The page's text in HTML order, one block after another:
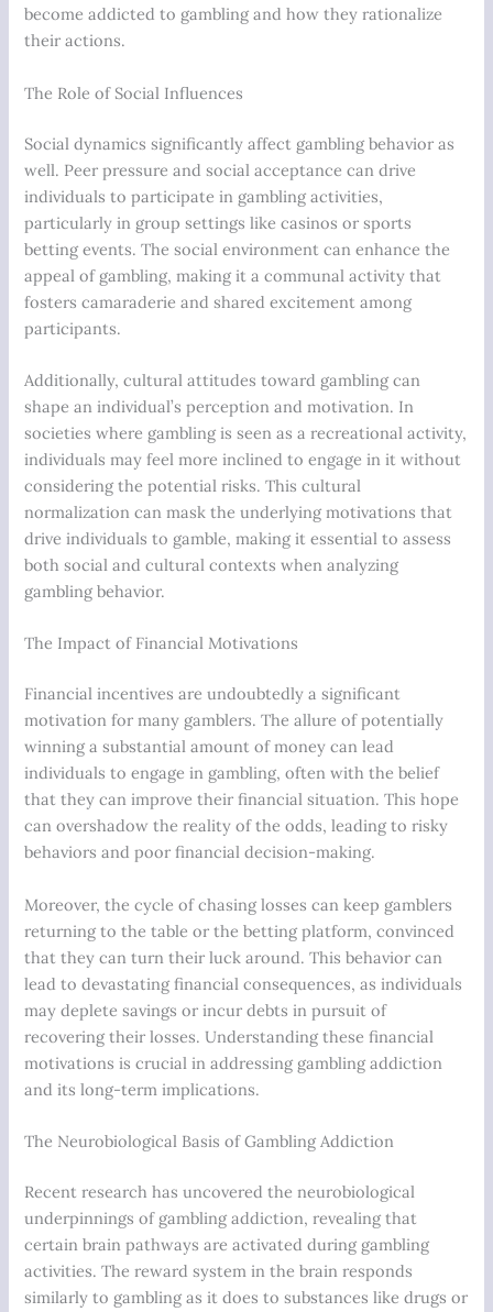
become addicted to gambling and how they rationalize
their actions.
The Role of Social Influences
Social dynamics significantly affect gambling behavior as
well. Peer pressure and social acceptance can drive
individuals to participate in gambling activities,
particularly in group settings like casinos or sports
betting events. The social environment can enhance the
appeal of gambling, making it a communal activity that
fosters camaraderie and shared excitement among
participants.
Additionally, cultural attitudes toward gambling can
shape an individual’s perception and motivation. In
societies where gambling is seen as a recreational activity,
individuals may feel more inclined to engage in it without
considering the potential risks. This cultural
normalization can mask the underlying motivations that
drive individuals to gamble, making it essential to assess
both social and cultural contexts when analyzing
gambling behavior.
The Impact of Financial Motivations
Financial incentives are undoubtedly a significant
motivation for many gamblers. The allure of potentially
winning a substantial amount of money can lead
individuals to engage in gambling, often with the belief
that they can improve their financial situation. This hope
can overshadow the reality of the odds, leading to risky
behaviors and poor financial decision-making.
Moreover, the cycle of chasing losses can keep gamblers
returning to the table or the betting platform, convinced
that they can turn their luck around. This behavior can
lead to devastating financial consequences, as individuals
may deplete savings or incur debts in pursuit of
recovering their losses. Understanding these financial
motivations is crucial in addressing gambling addiction
and its long-term implications.
The Neurobiological Basis of Gambling Addiction
Recent research has uncovered the neurobiological
underpinnings of gambling addiction, revealing that
certain brain pathways are activated during gambling
activities. The reward system in the brain responds
similarly to gambling as it does to substances like drugs or